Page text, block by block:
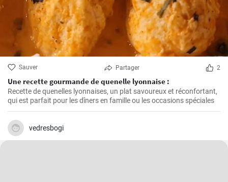
Sauver Partager 2
Une recette gourmande de quenelle lyonnaise :
Recette de quenelles lyonnaises, un plat savoureux et réconfortant,
qui est parfait pour les dîners en famille ou les occasions spéciales
vedresbogi